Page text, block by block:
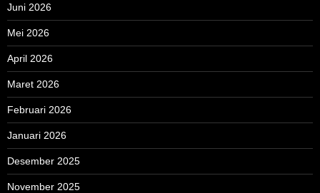
Juni 2026
Mei 2026
April 2026
Maret 2026
Februari 2026
Januari 2026
Desember 2025
November 2025